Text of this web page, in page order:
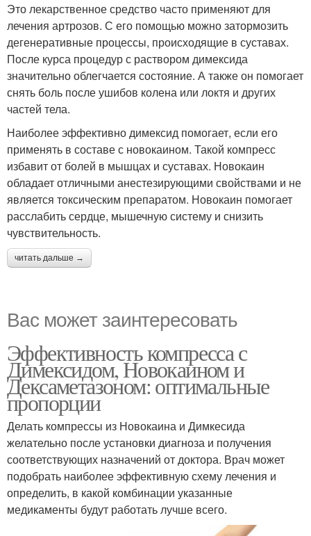
Это лекарственное средство часто применяют для
лечения артрозов. С его помощью можно затормозить
дегенеративные процессы, происходящие в суставах.
После курса процедур с раствором димексида
значительно облегчается состояние. А также он помогает
снять боль после ушибов колена или локтя и других
частей тела.
Наиболее эффективно димексид помогает, если его
применять в составе с новокаином. Такой компресс
избавит от болей в мышцах и суставах. Новокаин
обладает отличными анестезирующими свойствами и не
является токсическим препаратом. Новокаин помогает
расслабить сердце, мышечную систему и снизить
чувствительность.
читать дальше →
Вас может заинтересовать
Эффективность компресса с
Димексидом, Новокаином и
Дексаметазоном: оптимальные
пропорции
Делать компрессы из Новокаина и Димкесида
желательно после установки диагноза и получения
соответствующих назначений от доктора. Врач может
подобрать наиболее эффективную схему лечения и
определить, в какой комбинации указанные
медикаменты будут работать лучше всего.